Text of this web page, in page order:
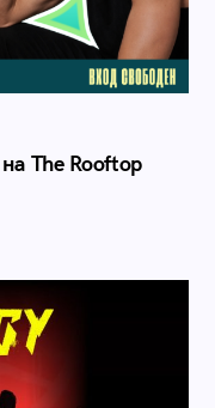
The Rooftop